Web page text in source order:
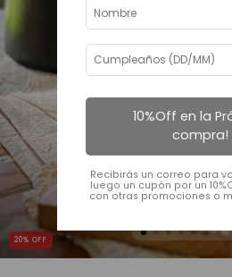
20% OFF
10%Off en la
compra!
Recibirás un correo para
luego un cupón por un
con otras promociones o